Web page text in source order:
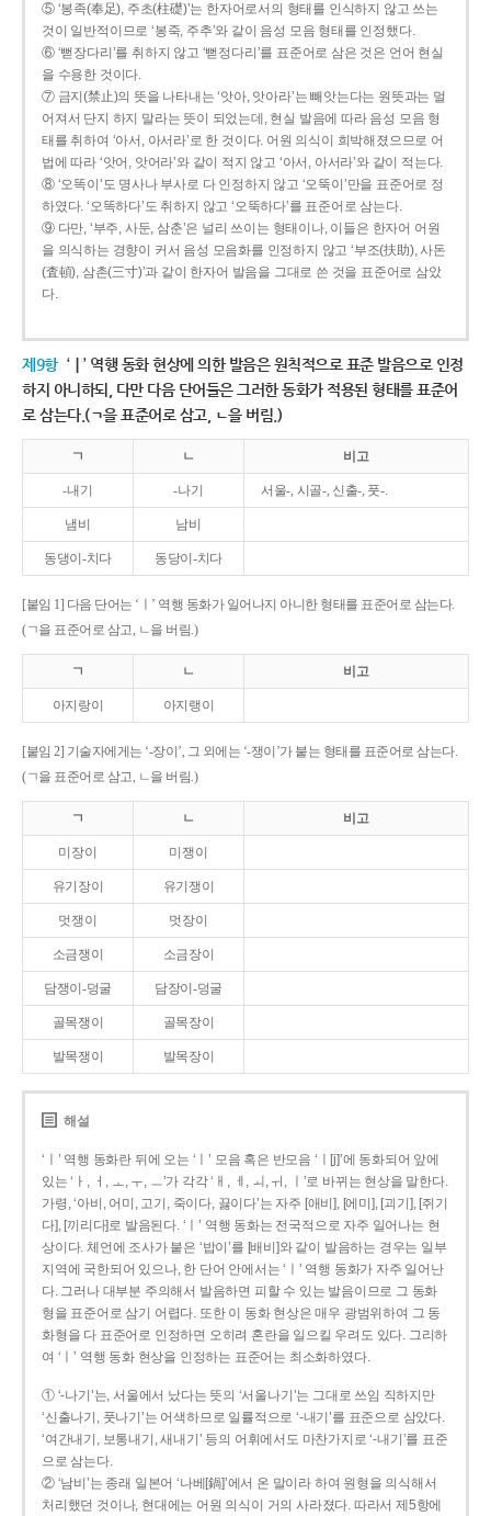
⑤ ‘봉족(奉足), 주초(柱礎)’는 한자어로서의 형태를 인식하지 않고 쓰는
것이 일반적이므로 ‘봉죽, 주추’와 같이 음성 모음 형태를 인정했다.
⑥ ‘뻗장다리’를 취하지 않고 ‘뻗정다리’를 표준어로 삼은 것은 언어 현실
을 수용한 것이다.
⑦ 금지(禁止)의 뜻을 나타내는 ‘앗아, 앗아라’는 빼앗는다는 원뜻과는 멀
어져서 단지 하지 말라는 뜻이 되었는데, 현실 발음에 따라 음성 모음 형
태를 취하여 ‘아서, 아서라’로 한 것이다. 어원 의식이 희박해졌으므로 어
법에 따라 ‘앗어, 앗어라’와 같이 적지 않고 ‘아서, 아서라’와 같이 적는다.
⑧ ‘오똑이’도 명사나 부사로 다 인정하지 않고 ‘오뚝이’만을 표준어로 정
하였다. ‘오똑하다’도 취하지 않고 ‘오뚝하다’를 표준어로 삼는다.
⑨ 다만, ‘부주, 사둔, 삼춘’은 널리 쓰이는 형태이나, 이들은 한자어 어원
을 의식하는 경향이 커서 음성 모음화를 인정하지 않고 ‘부조(扶助), 사돈
(査頓), 삼촌(三寸)’과 같이 한자어 발음을 그대로 쓴 것을 표준어로 삼았
다.
제9항 ‘ㅣ’ 역행 동화 현상에 의한 발음은 원칙적으로 표준 발음으로 인정
하지 아니하되, 다만 다음 단어들은 그러한 동화가 적용된 형태를 표준어
로 삼는다.(ㄱ을 표준어로 삼고, ㄴ을 버림.)
ㄱ ㄴ 비고
-내기 -나기 서울-, 시골-, 신출-, 풋-.
냄비 남비
동댕이-치다 동당이-치다
[붙임 1] 다음 단어는 ‘ㅣ’ 역행 동화가 일어나지 아니한 형태를 표준어로 삼는다.
(ㄱ을 표준어로 삼고, ㄴ을 버림.)
ㄱ ㄴ 비고
아지랑이 아지랭이
[붙임 2] 기술자에게는 ‘-장이’, 그 외에는 ‘-쟁이’가 붙는 형태를 표준어로 삼는다.
(ㄱ을 표준어로 삼고, ㄴ을 버림.)
ㄱ ㄴ 비고
미장이 미쟁이
유기장이 유기쟁이
멋쟁이 멋장이
소금쟁이 소금장이
담쟁이-덩굴 담장이-덩굴
골목쟁이 골목장이
발목쟁이 발목장이
해설
‘ㅣ’ 역행 동화란 뒤에 오는 ‘ㅣ’ 모음 혹은 반모음 ‘ㅣ[j]’에 동화되어 앞에
있는 ‘ㅏ, ㅓ, ㅗ, ㅜ, ㅡ’가 각각 ‘ㅐ, ㅔ, ㅚ, ㅟ, ㅣ’로 바뀌는 현상을 말한다.
가령, ‘아비, 어미, 고기, 죽이다, 끓이다’는 자주 [애비], [에미], [괴기], [쥐기
다], [끼리다]로 발음된다. ‘ㅣ’ 역행 동화는 전국적으로 자주 일어나는 현
상이다. 체언에 조사가 붙은 ‘밥이’를 [배비]와 같이 발음하는 경우는 일부
지역에 국한되어 있으나, 한 단어 안에서는 ‘ㅣ’ 역행 동화가 자주 일어난
다. 그러나 대부분 주의해서 발음하면 피할 수 있는 발음이므로 그 동화
형을 표준어로 삼기 어렵다. 또한 이 동화 현상은 매우 광범위하여 그 동
화형을 다 표준어로 인정하면 오히려 혼란을 일으킬 우려도 있다. 그리하
여 ‘ㅣ’ 역행 동화 현상을 인정하는 표준어는 최소화하였다.
① ‘-나기’는, 서울에서 났다는 뜻의 ‘서울나기’는 그대로 쓰임 직하지만
‘신출나기, 풋나기’는 어색하므로 일률적으로 ‘-내기’를 표준으로 삼았다.
‘여간내기, 보통내기, 새내기’ 등의 어휘에서도 마찬가지로 ‘-내기’를 표준
으로 삼는다.
② ‘남비’는 종래 일본어 ‘나베[鍋]’에서 온 말이라 하여 원형을 의식해서
처리했던 것이나, 현대에는 어원 의식이 거의 사라졌다. 따라서 제5항에